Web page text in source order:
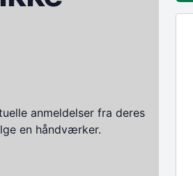
anmeldelser fra deres
en håndværker.